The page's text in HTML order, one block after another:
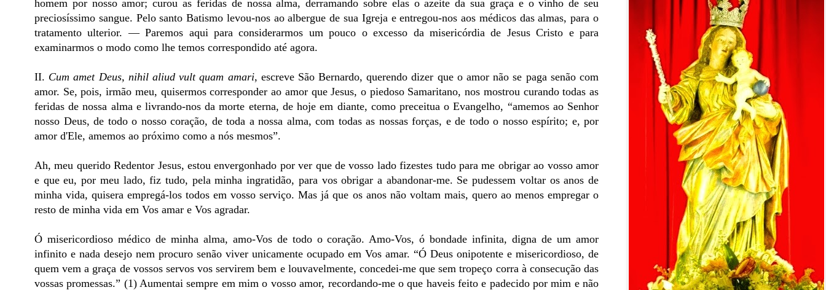
homem por nosso amor; curou as feridas de nossa alma, derramando sobre elas o azeite da sua graça e o vinho de seu
preciosíssimo sangue. Pelo santo Batismo levou-nos ao albergue de sua Igreja e entregou-nos aos médicos das almas, para o
tratamento ulterior. — Paremos aqui para considerarmos um pouco o excesso da misericórdia de Jesus Cristo e para
examinarmos o modo como lhe temos correspondido até agora.
II. Cum amet Deus, nihil aliud vult quam amari, escreve São Bernardo, querendo dizer que o amor não se paga senão com
amor. Se, pois, irmão meu, quisermos corresponder ao amor que Jesus, o piedoso Samaritano, nos mostrou curando todas as
feridas de nossa alma e livrando-nos da morte eterna, de hoje em diante, como preceitua o Evangelho, “amemos ao Senhor
nosso Deus, de todo o nosso coração, de toda a nossa alma, com todas as nossas forças, e de todo o nosso espírito; e, por
amor d'Ele, amemos ao próximo como a nós mesmos”.
Ah, meu querido Redentor Jesus, estou envergonhado por ver que de vosso lado fizestes tudo para me obrigar ao vosso amor
e que eu, por meu lado, fiz tudo, pela minha ingratidão, para vos obrigar a abandonar-me. Se pudessem voltar os anos de
minha vida, quisera empregá-los todos em vosso serviço. Mas já que os anos não voltam mais, quero ao menos empregar o
resto de minha vida em Vos amar e Vos agradar.
Ó misericordioso médico de minha alma, amo-Vos de todo o coração. Amo-Vos, ó bondade infinita, digna de um amor
infinito e nada desejo nem procuro senão viver unicamente ocupado em Vos amar. “Ó Deus onipotente e misericordioso, de
quem vem a graça de vossos servos vos servirem bem e louvavelmente, concedei-me que sem tropeço corra à consecução das
vossas promessas.” (1) Aumentai sempre em mim o vosso amor, recordando-me o que haveis feito e padecido por mim e não